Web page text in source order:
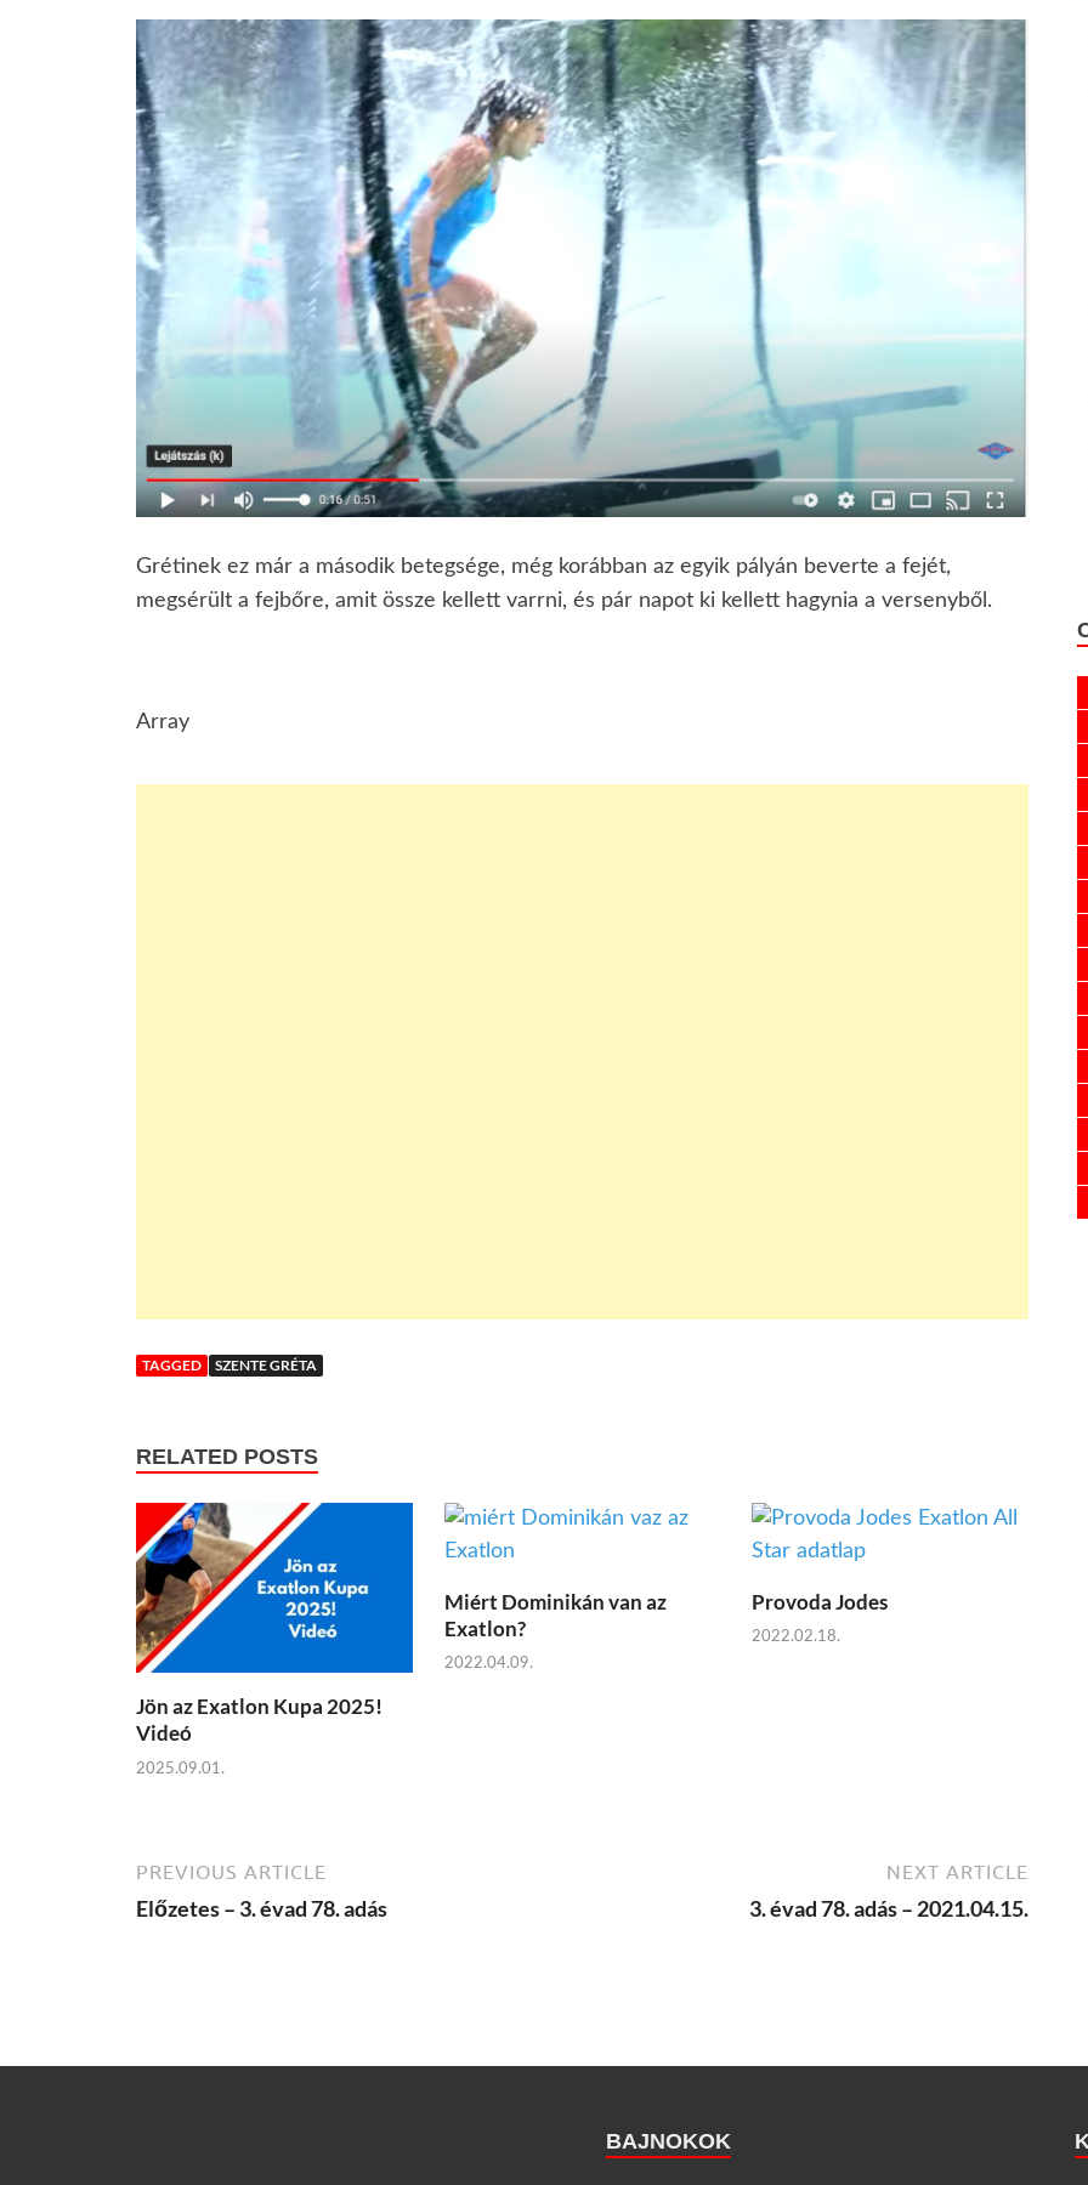
Grétinek ez már a második betegsége, még korábban az egyik pályán beverte a fejét,
megsérült a fejbőre, amit össze kellett varrni, és pár napot ki kellett hagynia a versenyből.
Array
TAGGED SZENTE GRÉTA
RELATED POSTS
Jön az Exatlon Kupa 2025!
Videó
2025.09.01.
Miért Dominikán van az
Exatlon?
2022.04.09.
Provoda Jodes
2022.02.18.
PREVIOUS ARTICLE
Előzetes – 3. évad 78. adás
NEXT ARTICLE
3. évad 78. adás – 2021.04.15.
BAJNOKOK